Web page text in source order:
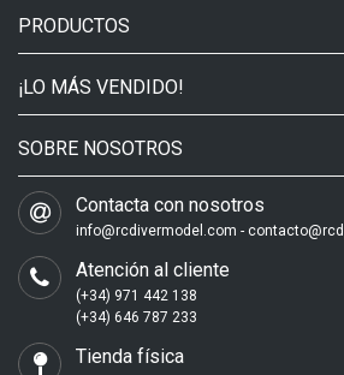
PRODUCTOS
¡LO MÁS VENDIDO!
SOBRE NOSOTROS
Contacta con nosotros
info@rcdivermodel.com -
Atención al cliente
(+34) 971 442 138
(+34) 646 787 233
Tienda física